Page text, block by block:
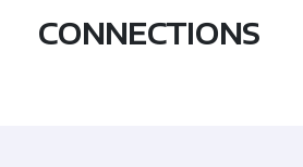
CONNECTIONS